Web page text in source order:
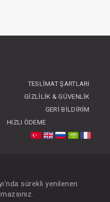
TESLIMAT ŞARTLARI
GIZLILIK & GÜVENLIK
GERI BILDIRIM
HIZLI ÖDEME
sürekli yenilenen